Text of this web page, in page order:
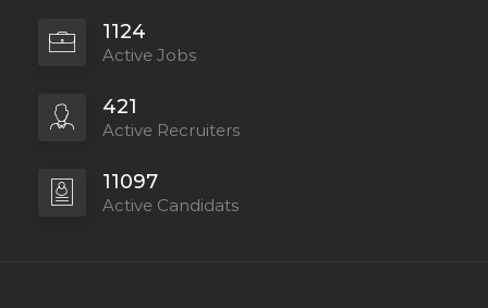
1124
Active Jobs
421
Active Recruiters
11097
Active Candidats